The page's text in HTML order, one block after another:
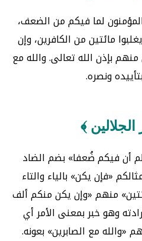
لما فيكم من الضعف،
مائتين من الكافرين، وإن
بإذن الله تعالى. والله مع
ونصره.
﴾
أن فيكم ضُعفا» بضم الضاد
«فإن يكن» بالياء والتاء
منهم «وإن يكن منكم ألف
وهو خبر بمعنى الأمر أي
«والله مع الصابرين» بعونه.